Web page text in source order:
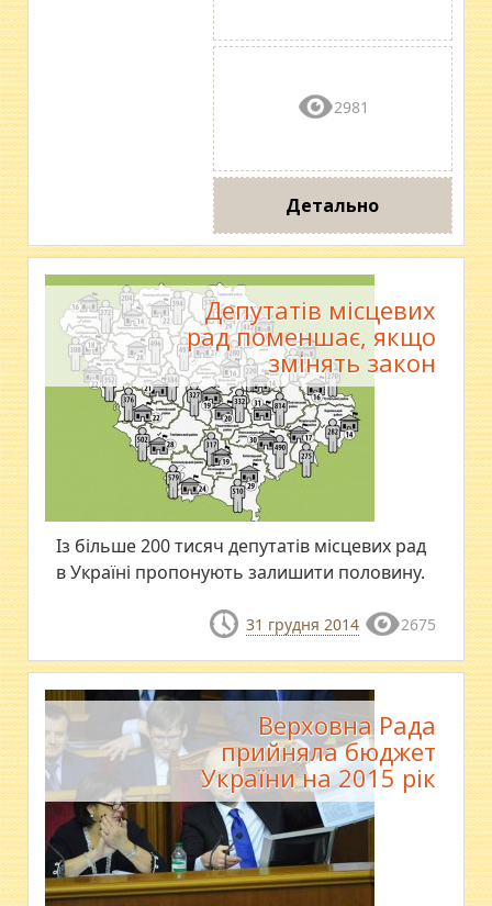
2981
Детально
Депутатів місцевих
рад поменшає, якщо
змінять закон
Із більше 200 тисяч депутатів місцевих рад
в Україні пропонують залишити половину.
31 грудня 2014 2675
Верховна Рада
прийняла бюджет
України на 2015 рік